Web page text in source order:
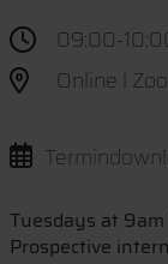
09:00-
Online l
Tuesdays at
Prospective